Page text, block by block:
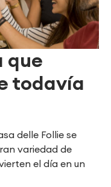
que
todavía
delle Follie se
variedad de
el día en un